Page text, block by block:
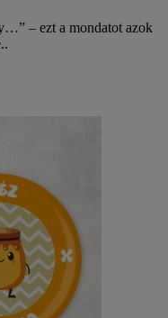
– ezt a mondatot azok